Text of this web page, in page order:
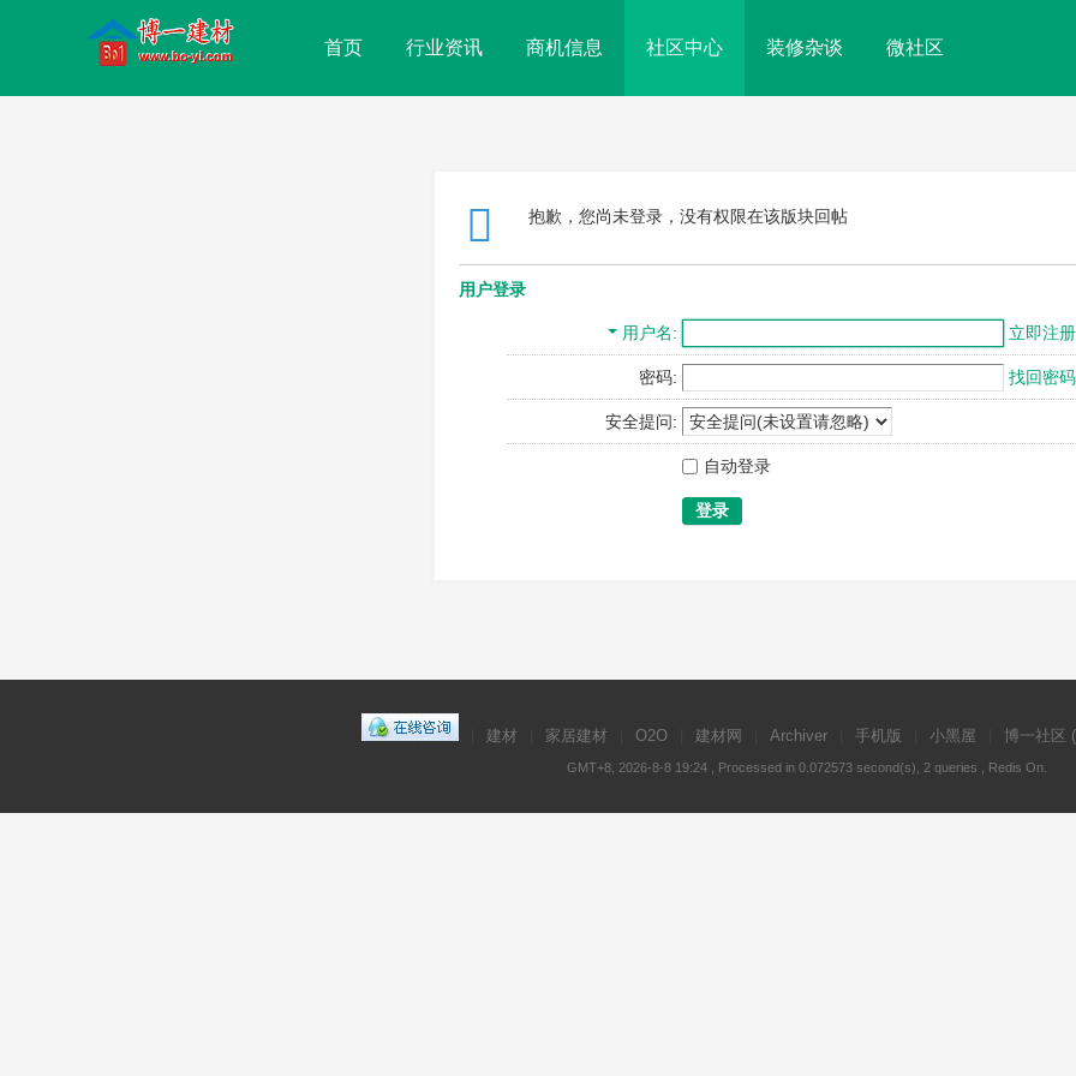
首页 行业资讯 商机信息 社区中心 装修杂谈 微社区
抱歉，您尚未登录，没有权限在该版块回帖
用户登录
用户名 立即注册
密码: 找回密码
安全提问:
自动登录
登录
建材 家居建材 O2O 建材网 Archiver 手机版 小黑屋 博一社区 (
GMT+8, 2026-8-8 19:24 , Processed in 0.072573 second(s), 2 queries , Redis On.